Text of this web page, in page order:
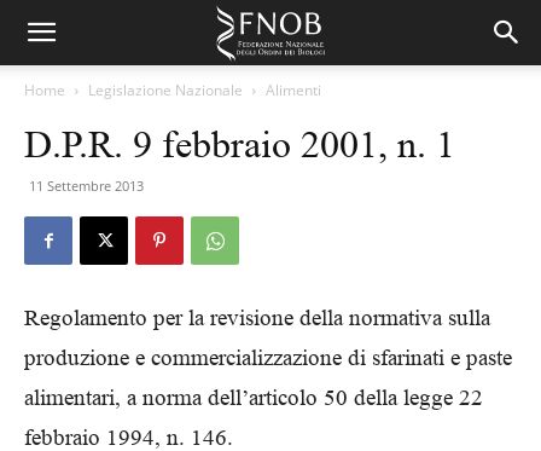
Home Legislazione Nazionale Alimenti
D.P.R. 9 febbraio 2001, n. 1
11 Settembre 2013
Regolamento per la revisione della normativa sulla
produzione e commercializzazione di sfarinati e paste
alimentari, a norma dell’articolo 50 della legge 22
febbraio 1994, n. 146.